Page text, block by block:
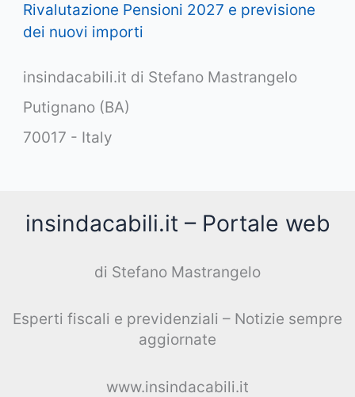
Rivalutazione Pensioni 2027 e previsione
dei nuovi importi
insindacabili.it di Stefano Mastrangelo
Putignano (BA)
70017 - Italy
insindacabili.it – Portale web
di Stefano Mastrangelo
Esperti fiscali e previdenziali – Notizie sempre
aggiornate
www.insindacabili.it